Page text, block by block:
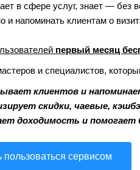
в сфере услуг, знает — без
и напоминать клиентам о
первый месяц
и специалистов,
клиентов и
скидки, чаевые,
доходимость и
пользоваться сервисом